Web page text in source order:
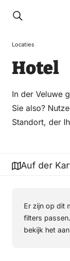
Locaties
Hotel
In der Veluwe
Sie also?
Standort, der
Auf der
Er zijn op dit
filters
bekijk het